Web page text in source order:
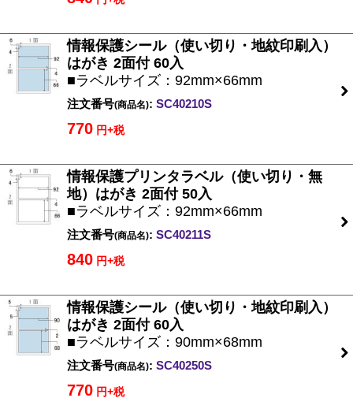
情報保護シール（使い切り・地紋印刷入）
はがき 2面付 60入
■ラベルサイズ：92mm×66mm
注文番号(商品名): SC40210S
770 円+税
情報保護プリンタラベル（使い切り・無
地）はがき 2面付 50入
■ラベルサイズ：92mm×66mm
注文番号(商品名): SC40211S
840 円+税
情報保護シール（使い切り・地紋印刷入）
はがき 2面付 60入
■ラベルサイズ：90mm×68mm
注文番号(商品名): SC40250S
770 円+税